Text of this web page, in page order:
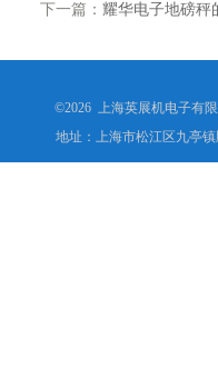
下一篇： 耀华电子地磅秤
©2026 上海英展机电子有
地址：上海市松江区九亭镇